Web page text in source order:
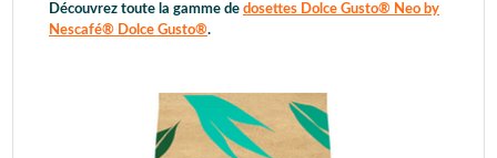
Découvrez toute la gamme de dosettes Dolce Gusto® Neo by
Nescafé® Dolce Gusto®.